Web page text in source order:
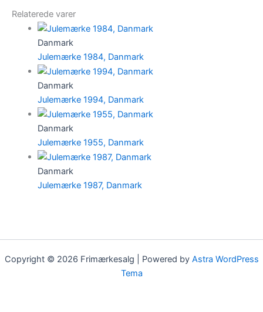
Relaterede varer
Danmark
Julemærke 1984, Danmark
Danmark
Julemærke 1994, Danmark
Danmark
Julemærke 1955, Danmark
Danmark
Julemærke 1987, Danmark
Copyright © 2026 Frimærkesalg | Powered by Astra WordPress
Tema